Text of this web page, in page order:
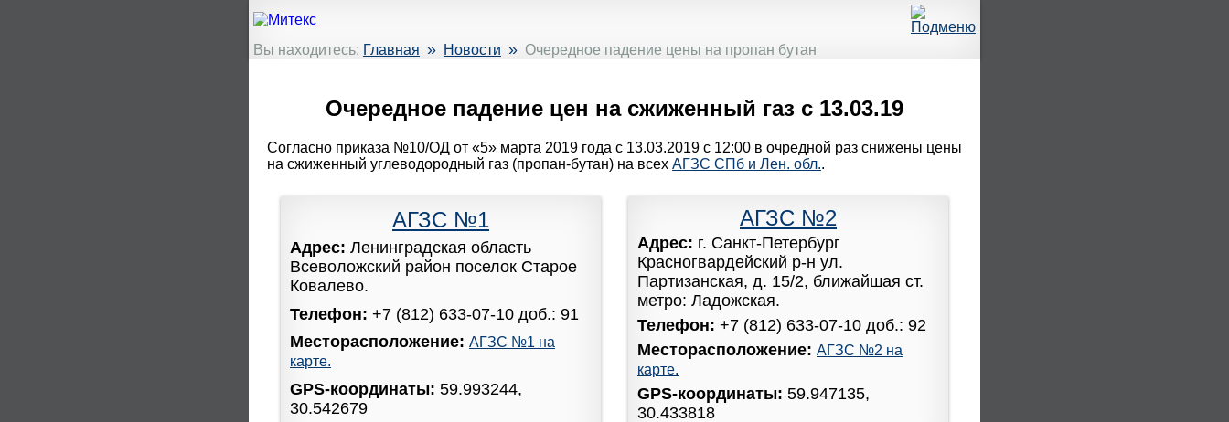
Вы находитесь: Главная » Новости » Очередное падение цены на пропан бутан
Очередное падение цен на сжиженный газ с 13.03.19
Согласно приказа №10/ОД от «5» марта 2019 года с 13.03.2019 с 12:00 в очредной раз снижены цены
на сжиженный углеводородный газ (пропан-бутан) на всех АГЗС СПб и Лен. обл..
АГЗС №1
Адрес: Ленинградская область
Всеволожский район поселок Старое
Ковалево.
Телефон: +7 (812) 633-07-10 доб.: 91
Месторасположение: АГЗС №1 на
карте.
GPS-координаты: 59.993244,
30.542679
АГЗС №2
Адрес: г. Санкт-Петербург
Красногвардейский р-н ул.
Партизанская, д. 15/2, ближайшая ст.
метро: Ладожская.
Телефон: +7 (812) 633-07-10 доб.: 92
Месторасположение: АГЗС №2 на
карте.
GPS-координаты: 59.947135,
30.433818